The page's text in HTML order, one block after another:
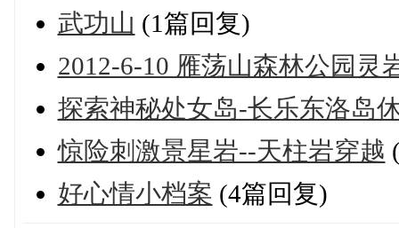
武功山 (1篇回复)
2012-6-10 雁荡山森林公园灵
探索神秘处女岛-长乐东洛岛
惊险刺激景星岩--天柱岩穿越
好心情小档案 (4篇回复)